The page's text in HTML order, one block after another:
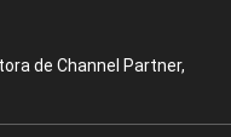
de Channel Partner,